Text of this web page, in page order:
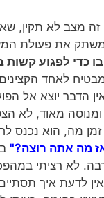
זה מצב לא תקין,
משתק את פעולת
כדי לפגוע קשות
לאחד
הדבר יוצא אל
ומנוסה מאוד, לא
זמן מה, הוא נכנס
מה אתה רוצה?"
לא רציתי
לדעת איך